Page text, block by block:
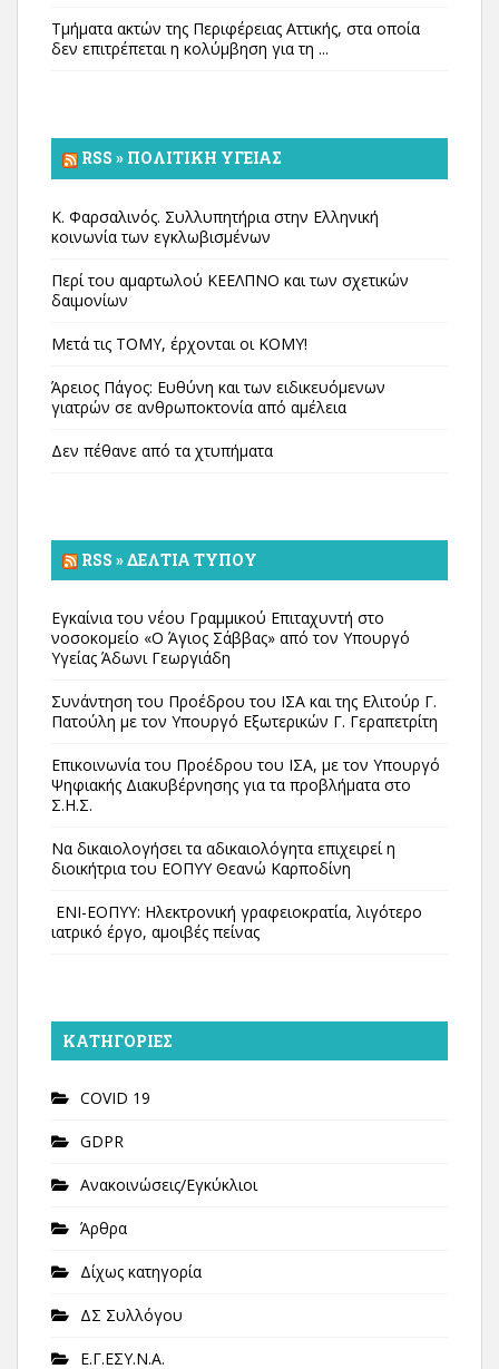
Τμήματα ακτών της Περιφέρειας Αττικής, στα οποία
δεν επιτρέπεται η κολύμβηση για τη ...
RSS » ΠΟΛΙΤΙΚΉ ΥΓΕΊΑΣ
Κ. Φαρσαλινός. Συλλυπητήρια στην Ελληνική
κοινωνία των εγκλωβισμένων
Περί του αμαρτωλού ΚΕΕΛΠΝΟ και των σχετικών
δαιμονίων
Μετά τις ΤΟΜΥ, έρχονται οι ΚΟΜΥ!
Άρειος Πάγος: Ευθύνη και των ειδικευόμενων
γιατρών σε ανθρωποκτονία από αμέλεια
Δεν πέθανε από τα χτυπήματα
RSS » ΔΕΛΤΊΑ ΤΎΠΟΥ
Εγκαίνια του νέου Γραμμικού Επιταχυντή στο
νοσοκομείο «Ο Άγιος Σάββας» από τον Υπουργό
Υγείας Άδωνι Γεωργιάδη
Συνάντηση του Προέδρου του ΙΣΑ και της Ελιτούρ Γ.
Πατούλη με τον Υπουργό Εξωτερικών Γ. Γεραπετρίτη
Επικοινωνία του Προέδρου του ΙΣΑ, με τον Υπουργό
Ψηφιακής Διακυβέρνησης για τα προβλήματα στο
Σ.Η.Σ.
Να δικαιολογήσει τα αδικαιολόγητα επιχειρεί η
διοικήτρια του ΕΟΠΥΥ Θεανώ Καρποδίνη
ΕΝΙ-ΕΟΠΥΥ: Ηλεκτρονική γραφειοκρατία, λιγότερο
ιατρικό έργο, αμοιβές πείνας
KΑΤΗΓΟΡΊΕΣ
COVID 19
GDPR
Ανακοινώσεις/Εγκύκλιοι
Άρθρα
Δίχως κατηγορία
ΔΣ Συλλόγου
Ε.Γ.ΕΣΥ.Ν.Α.